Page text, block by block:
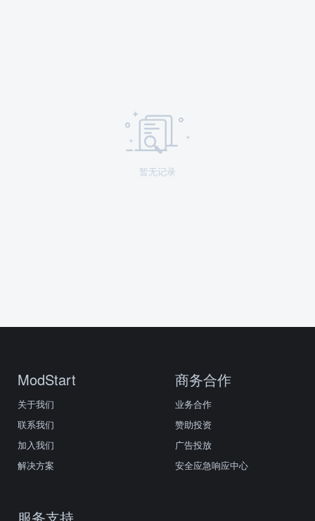
暂无记录
ModStart
关于我们
联系我们
加入我们
解决方案
商务合作
业务合作
赞助投资
广告投放
安全应急响应中心